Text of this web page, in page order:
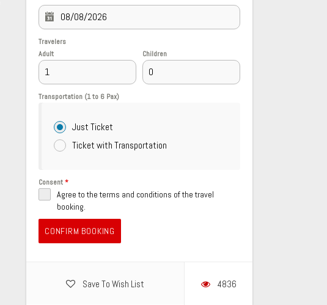
Travelers
Adult
Children
Transportation (1 to 6 Pax)
Just Ticket
Ticket with Transportation
Consent*
Agree to the terms and conditions of the travel
booking.
CONFIRM BOOKING
Save To Wish List 4836